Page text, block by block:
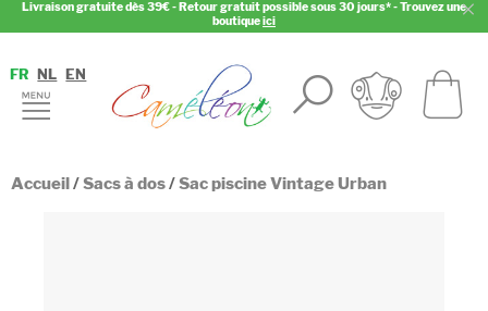
Livraison gratuite dès 39€ - Retour gratuit possible sous 30 jours* - Trouvez une
boutiqueici
FR NL EN
Accueil/Sacs à dos/Sac piscine Vintage Urban